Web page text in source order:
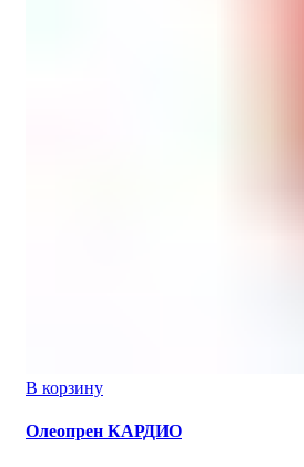
В корзину
Олеопрен КАРДИО